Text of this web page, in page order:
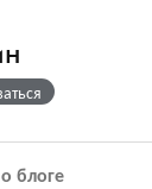
о блоге